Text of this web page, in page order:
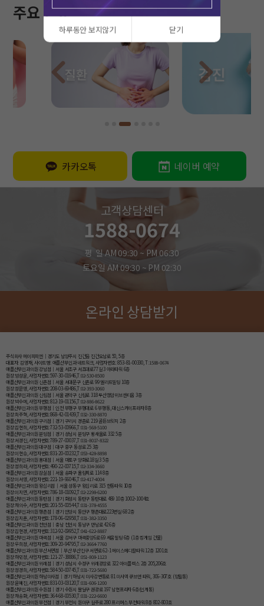
주요 진료
카카오톡 네이버 예약
고객상담센터
1588-0674
평 일 AM 09:30 ~ PM 06:30
토요일 AM 09:30 ~ PM 02:30
하루동안 보지않기 닫기
온라인 상담받기
주식회사 에이피피엔│경기도 남양주시 진건읍 진건오남로 50, 5층
대표자: 김영재, 사이트명: 애플산부인과 네트워크, 사업자번호: 853-81-00330, T:1588-0674
애플산부인과의원 강남점│서울 서초구 서초대로77길 3 아라타워 6층
원장:방성윤, 사업자번호:597-30-01946,T:02-530-8500
애플산부인과의원 신촌점│서울 서대문구 신촌로 99 엘리트빌딩 10층
원장:정문영, 사업자번호:208-03-69486,T:02-393-3060
애플산부인과의원 신림점│서울 관악구 신림로 318 두산청암위브센티움 3층
원장:박수예, 사업자번호:812-19-01156,T:02-886-8622
애플산부인과의원 부평점│인천 부평구 부평대로 6 부평동, 대신스카이프라자 8층
원장:최주혁, 사업자번호:868-42-01439,T:032-330-8870
애플산부인과의원 구리점│경기 구리시 경춘로 219 골든브릿지 2층
원장:김현희, 사업자번호:732-53-00966,T:031-568-5100
애플산부인과의원 분당점│경기 성남시 분당구 황새울로 332 5층
원장:서경진, 사업자번호:789-27-00037,T:031-8017-8322
애플산부인과의원 대구점│대구 중구 동성로 25 3층
원장:이현승, 사업자번호:831-20-00232,T:053-428-8898
애플산부인과의원 홍대점│서울 마포구 양화로18길 3 5층
원장:정희라, 사업자번호:490-22-00715,T:02-334-3660
애플산부인과의원 잠실점│서울 송파구 올림픽로 114 8층
원장:이서영, 사업자번호:221-19-96046,T:02-417-4004
애플산부인과의원 왕십리점│서울 성동구 왕십리로 315 한동타워 10층
원장:이지연, 사업자번호:786-18-01092,T:02-2298-6200
애플산부인과의원 동탄점│경기 화성시 동탄구 동탄대로 489 10층 1002~1004호
원장:채의수, 사업자번호:201-55-00544,T:031-378-4555
애플산부인과의원 평촌점│경기 안양시 동안구 평촌대로223번길 68 2층
원장:김지훈, 사업자번호:178-06-02958,T:031-382-3350
애플산부인과의원 천안점│충남 천안시 동남구 만남로 42 6층
원장:김현경, 사업자번호:312-92-09952,T:041-622-8887
애플산부인과의원 마곡점│서울 강서구 마곡중앙6로 69 세움빌딩 6층 (1층 킹게임 건물)
원장:우희정, 사업자번호:309-20-94795,T:02-3664-7760
애플산부인과의원 부산서면점│부산 부산진구 서면로 62-1 에이스메디칼타워 12층 1201호
원장:하민정, 사업자번호:121-27-38886,T:051-808-1123
애플산부인과의원 위례점│경기 성남시 수정구 위례광장로 322 아이플렉스 2층 205,206호
원장:정경희, 사업자번호:584-50-00745,T:031-722-5680
애플산부인과의원 하남미사점│경기 하남시 미사강변동로 81 미사역 큐브앤 타워, 306-307호 (망월동)
원장:윤혜진, 사업자번호:831-03-03120,T:031-606-1200
애플산부인과의원 수원점│경기 수원시 팔달구 권광로 197 남현프라자 6층(인계동)
원장:채송화, 사업자번호:364-68-00530,T:031-222-6600
애플산부인과의원 부천점│경기 부천시 원미구 길주로 280 프리머스 부천타워 8층 802-803호